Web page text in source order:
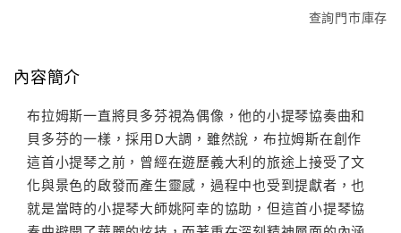
查詢門市庫存
內容簡介
布拉姆斯一直將貝多芬視為偶像，他的小提琴協奏曲和
貝多芬的一樣，採用D大調，雖然說，布拉姆斯在創作
這首小提琴之前，曾經在遊歷義大利的旅途上接受了文
化與景色的啟發而產生靈感，過程中也受到提獻者，也
就是當時的小提琴大師姚阿幸的協助，但這首小提琴協